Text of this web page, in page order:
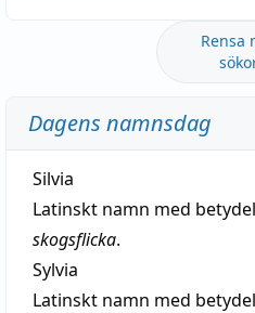
Rensa
Dagens namnsdag
Silvia
Latinskt namn med
skogsflicka.
Sylvia
Latinskt namn med